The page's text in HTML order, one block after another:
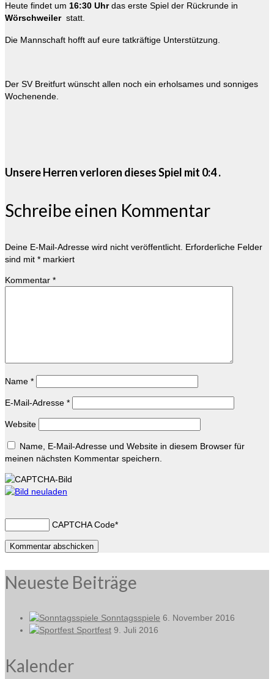
Heute findet um 16:30 Uhrdas erste Spiel der Rückrunde in
Wörschweilerstatt.
Die Mannschaft hofft auf eure tatkräftige Unterstützung.
Der SV Breitfurt wünscht allen noch ein erholsames und sonniges
Wochenende.
Unsere Herren verloren dieses Spiel mit 0:4 .
Schreibe einen Kommentar
Deine E-Mail-Adresse wird nicht veröffentlicht. Erforderliche Felder
sind mit * markiert
Kommentar *
Name *
E-Mail-Adresse *
Website
Name, E-Mail-Adresse und Website in diesem Browser für
meinen nächsten Kommentar speichern.
CAPTCHA Code*
Neueste Beiträge
Sonntagsspiele 6. November 2016
Sportfest 9. Juli 2016
Kalender